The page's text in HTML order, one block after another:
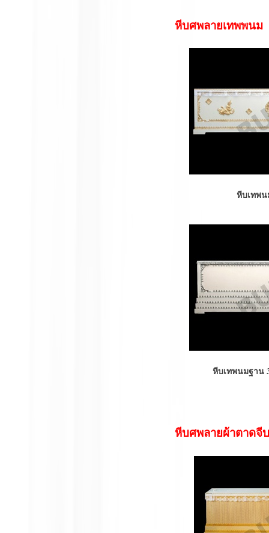
หีบศพลายเทพพนม
หีบเทพนมฐา
หีบเทพนมฐาน 3
หีบศพลายผ้าตาดจี